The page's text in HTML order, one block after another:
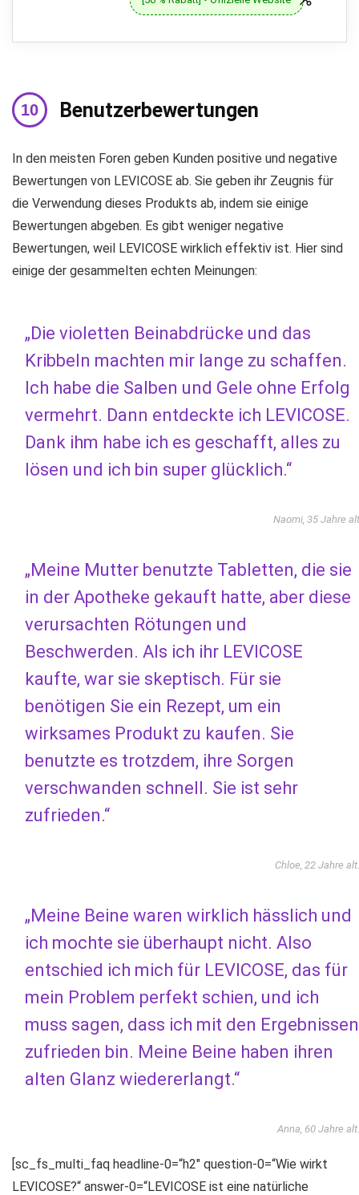
Benutzerbewertungen
In den meisten Foren geben Kunden positive und negative
Bewertungen von LEVICOSE ab. Sie geben ihr Zeugnis für
die Verwendung dieses Produkts ab, indem sie einige
Bewertungen abgeben. Es gibt weniger negative
Bewertungen, weil LEVICOSE wirklich effektiv ist. Hier sind
einige der gesammelten echten Meinungen:
„Die violetten Beinabdrücke und das
Kribbeln machten mir lange zu schaffen.
Ich habe die Salben und Gele ohne Erfolg
vermehrt. Dann entdeckte ich LEVICOSE.
Dank ihm habe ich es geschafft, alles zu
lösen und ich bin super glücklich.“
Naomi, 35 Jahre alt
„Meine Mutter benutzte Tabletten, die sie
in der Apotheke gekauft hatte, aber diese
verursachten Rötungen und
Beschwerden. Als ich ihr LEVICOSE
kaufte, war sie skeptisch. Für sie
benötigen Sie ein Rezept, um ein
wirksames Produkt zu kaufen. Sie
benutzte es trotzdem, ihre Sorgen
verschwanden schnell. Sie ist sehr
zufrieden.“
Chloe, 22 Jahre alt.
„Meine Beine waren wirklich hässlich und
ich mochte sie überhaupt nicht. Also
entschied ich mich für LEVICOSE, das für
mein Problem perfekt schien, und ich
muss sagen, dass ich mit den Ergebnissen
zufrieden bin. Meine Beine haben ihren
alten Glanz wiedererlangt.“
Anna, 60 Jahre alt.
[sc_fs_multi_faq headline-0=“h2″ question-0=“Wie wirkt
LEVICOSE?“ answer-0=“LEVICOSE ist eine natürliche